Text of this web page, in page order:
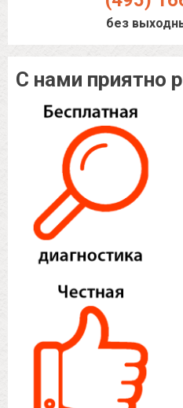
без
С нами приятно